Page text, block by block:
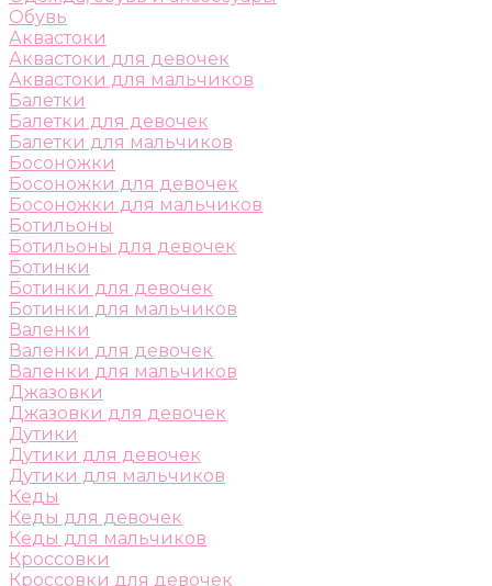
Обувь
Аквастоки
Аквастоки для девочек
Аквастоки для мальчиков
Балетки
Балетки для девочек
Балетки для мальчиков
Босоножки
Босоножки для девочек
Босоножки для мальчиков
Ботильоны
Ботильоны для девочек
Ботинки
Ботинки для девочек
Ботинки для мальчиков
Валенки
Валенки для девочек
Валенки для мальчиков
Джазовки
Джазовки для девочек
Дутики
Дутики для девочек
Дутики для мальчиков
Кеды
Кеды для девочек
Кеды для мальчиков
Кроссовки
Кроссовки для девочек